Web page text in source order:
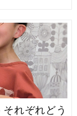
れぞれどう